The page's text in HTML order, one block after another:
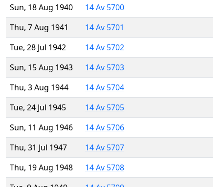
Sun, 18 Aug 1940
14 Av 5700
Thu, 7 Aug 1941
14 Av 5701
Tue, 28 Jul 1942
14 Av 5702
Sun, 15 Aug 1943
14 Av 5703
Thu, 3 Aug 1944
14 Av 5704
Tue, 24 Jul 1945
14 Av 5705
Sun, 11 Aug 1946
14 Av 5706
Thu, 31 Jul 1947
14 Av 5707
Thu, 19 Aug 1948
14 Av 5708